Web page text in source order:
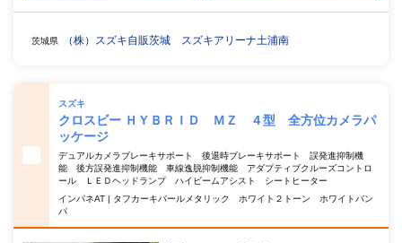
茨城県 （株）スズキ自販茨城 スズキアリーナ土浦南
スズキ
クロスビー ＨＹＢＲＩＤ ＭＺ ４型 全方位カメラパ
ッケージ
デュアルカメラブレーキサポート 後退時ブレーキサポート 誤発進抑制機
能 後方誤発進抑制機能 車線逸脱抑制機能 アダプティブクルーズコントロ
ール ＬＥＤヘッドランプ ハイビームアシスト シートヒーター
インパネAT | タフカーキパールメタリック ホワイト２トーン ホワイトバン
パ